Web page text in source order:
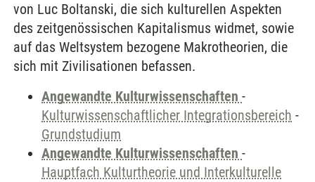
von Luc Boltanski, die sich kulturellen Aspekten
des zeitgenössischen Kapitalismus widmet, sowie
auf das Weltsystem bezogene Makrotheorien, die
sich mit Zivilisationen befassen.
Angewandte Kulturwissenschaften -
Kulturwissenschaftlicher Integrationsbereich -
Grundstudium
Angewandte Kulturwissenschaften -
Hauptfach Kulturtheorie und Interkulturelle